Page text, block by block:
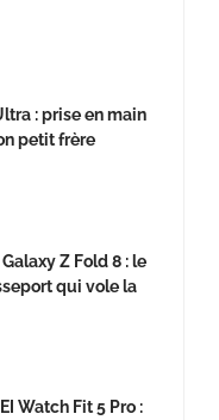
: prise en main
petit frère
Z Fold 8 : le
qui vole la
Watch Fit 5 Pro :